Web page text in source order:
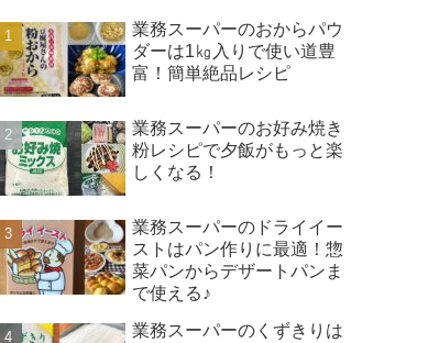
業務スーパーのおからパウ
ダーは1㎏入りで使い道豊
富！簡単絶品レシピ
業務スーパーのお好み焼き
粉レシピで夕飯がもっと楽
しくなる！
業務スーパーのドライイー
ストはパン作りに最適！惣
菜パンからデザートパンま
で使える♪
業務スーパーのくずきりは